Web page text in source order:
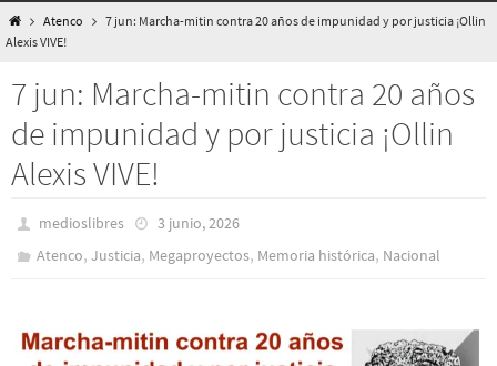
InicioAtenco
7 jun: Marcha-mitin contra 20 años de impunidad y por justicia ¡Ollin
Alexis VIVE!
7 jun: Marcha-mitin contra 20 años
de impunidad y por justicia ¡Ollin
Alexis VIVE!
medioslibres
3 junio, 2026
Atenco,Justicia, Megaproyectos, Memoria histórica, Nacional